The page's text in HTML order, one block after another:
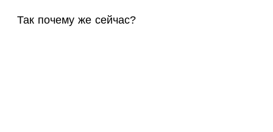
Так почему же сейчас?